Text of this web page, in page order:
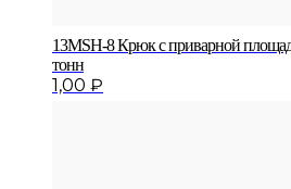
13MSH-8 Крюк с приварной
тонн
1,00 ₽